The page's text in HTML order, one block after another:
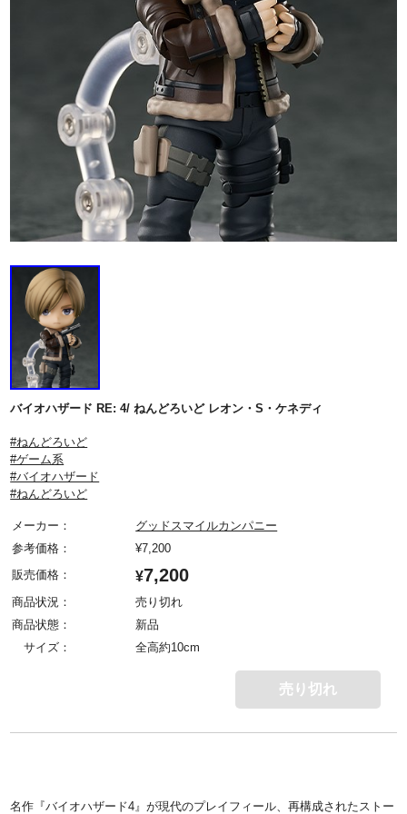
バイオハザード RE: 4/ ねんどろいど レオン・S・ケネディ
#ねんどろいど
#ゲーム系
#バイオハザード
#ねんどろいど
メーカー：
グッドスマイルカンパニー
参考価格：
¥7,200
販売価格：
¥7,200
商品状況：
売り切れ
商品状態：
新品
サイズ：
全高約10cm
売り切れ
名作『バイオハザード4』が現代のプレイフィール、再構成されたストー